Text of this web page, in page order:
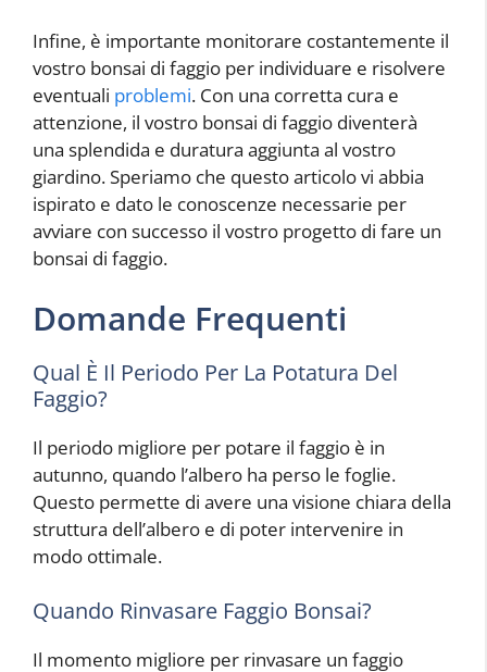
Infine, è importante monitorare costantemente il
vostro bonsai di faggio per individuare e risolvere
eventuali problemi. Con una corretta cura e
attenzione, il vostro bonsai di faggio diventerà
una splendida e duratura aggiunta al vostro
giardino. Speriamo che questo articolo vi abbia
ispirato e dato le conoscenze necessarie per
avviare con successo il vostro progetto di fare un
bonsai di faggio.
Domande Frequenti
Qual È Il Periodo Per La Potatura Del
Faggio?
Il periodo migliore per potare il faggio è in
autunno, quando l’albero ha perso le foglie.
Questo permette di avere una visione chiara della
struttura dell’albero e di poter intervenire in
modo ottimale.
Quando Rinvasare Faggio Bonsai?
Il momento migliore per rinvasare un faggio